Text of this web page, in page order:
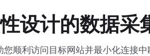
设计的数据采
顺利访问目标网站并最小化连接中